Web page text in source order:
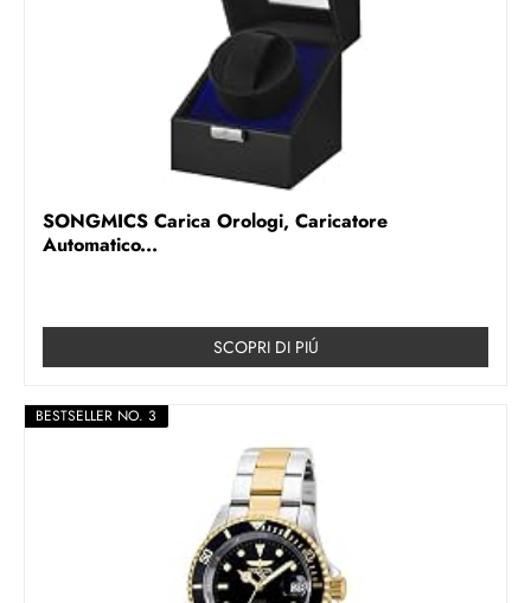
SONGMICS Carica Orologi, Caricatore
Automatico...
SCOPRI DI PIÚ
BESTSELLER NO. 3